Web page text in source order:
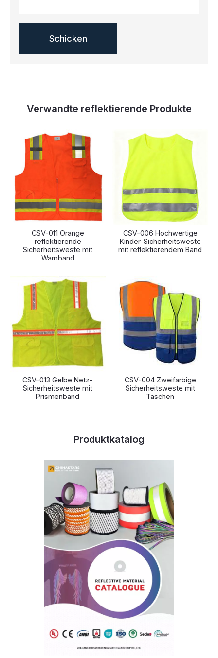
Verwandte reflektierende Produkte
CSV-011 Orange
reflektierende
Sicherheitsweste mit
Warnband
CSV-006 Hochwertige
Kinder-Sicherheitsweste
mit reflektierendem Band
CSV-013 Gelbe Netz-
Sicherheitsweste mit
Prismenband
CSV-004 Zweifarbige
Sicherheitsweste mit
Taschen
Produktkatalog